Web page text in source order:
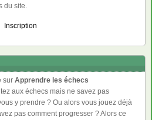
du site.
Inscription
sur Apprendre les échecs
aux échecs mais ne savez pas
y prendre ? Ou alors vous jouez déjà
pas comment progresser ? Alors ce